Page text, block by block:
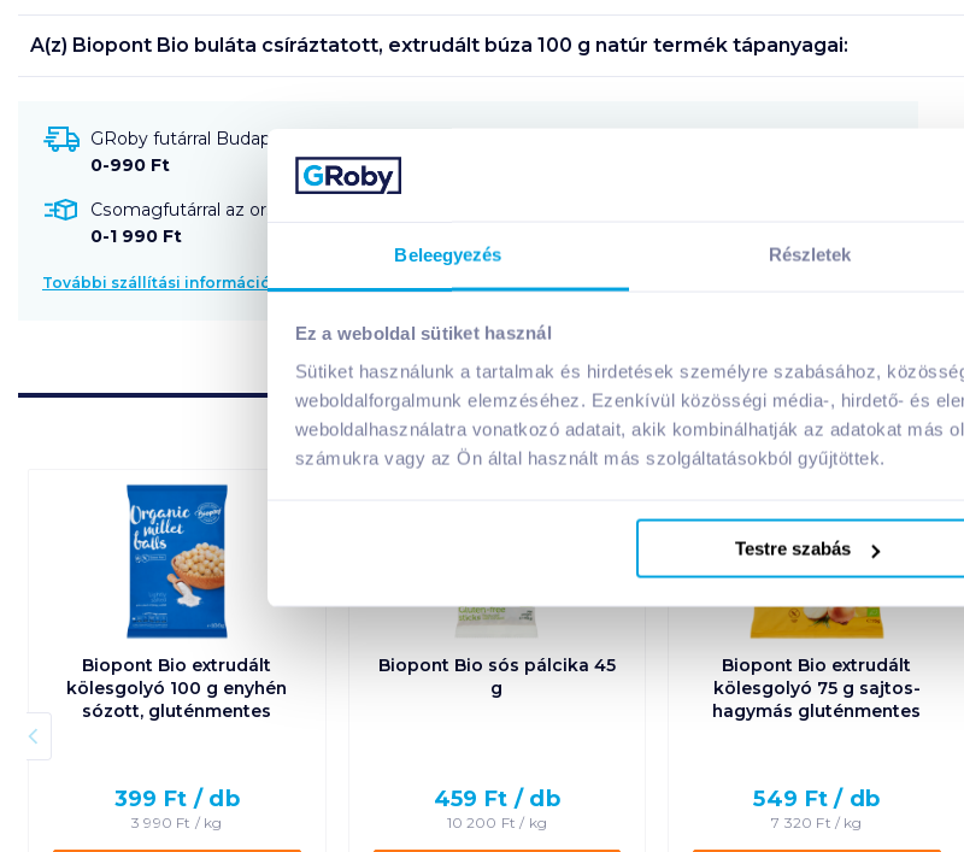
Beleegyezés Részletek
Ez a weboldal sütiket használ
Sütiket használunk a tartalmak és hirdetések személyre szabásához,
weboldalforgalmunk elemzéséhez. Ezenkívül közösségi média-, hirdető- és
weboldalhasználatra vonatkozó adatait, akik kombinálhatják az adatokat más
számukra vagy az Ön által használt más szolgáltatásokból gyűjtöttek.
Testre szabás
A(z) Biopont Bio buláta csíráztatott, extrudált búza 100 g natúr termék tápanyagai:
GRoby futárral Budapestre és környékére szállítható
0-990 Ft
Csomagfutárral az ország egész területére szállítható!
0-1 990 Ft
További szállítási információk
A márka további termékei
Biopont Bio extrudált
kölesgolyó 100 g enyhén
sózott, gluténmentes
399 Ft / db
3 990 Ft / kg
Biopont Bio sós pálcika 45
g
459 Ft / db
10 200 Ft / kg
Biopont Bio extrudált
kölesgolyó 75 g sajtos-
hagymás gluténmentes
549 Ft / db
7 320 Ft / kg